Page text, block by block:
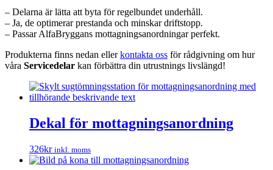
– Delarna är lätta att byta för regelbundet underhåll.
– Ja, de optimerar prestanda och minskar driftstopp.
– Passar AlfaBryggans mottagningsanordningar perfekt.
Produkterna finns nedan ellerkontakta oss för rådgivning om hur
våra Servicedelar kan förbättra din utrustnings livslängd!
Dekal för mottagningsanordning
326kr inkl. moms